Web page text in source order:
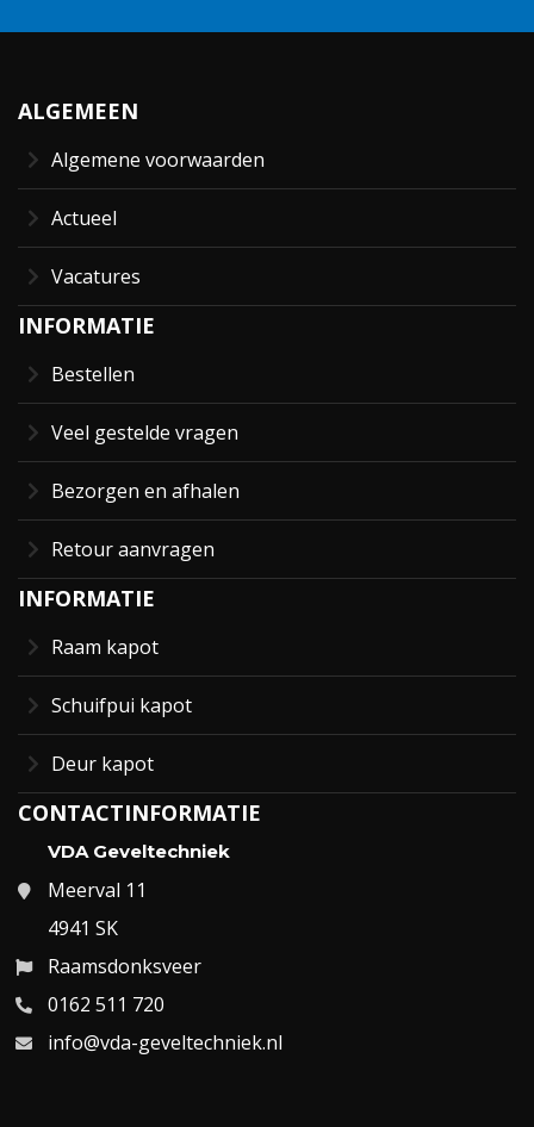
ALGEMEEN
Algemene voorwaarden
Actueel
Vacatures
INFORMATIE
Bestellen
Veel gestelde vragen
Bezorgen en afhalen
Retour aanvragen
INFORMATIE
Raam kapot
Schuifpui kapot
Deur kapot
CONTACTINFORMATIE
VDA Geveltechniek
Meerval 11
4941 SK
Raamsdonksveer
0162 511 720
info@vda-geveltechniek.nl